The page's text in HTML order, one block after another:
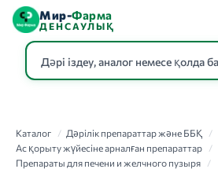
Мир-Фарма
ДЕНСАУЛЫҚ
Каталог / Дәрілік препараттар және ББҚ
/
Ас қорыту жүйесіне арналған препараттар
/
Препараты для печени и желчного пузыря
/